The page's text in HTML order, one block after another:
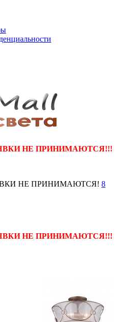
НЕ ПРИНИМАЮТСЯ!!!
НЕ ПРИНИМАЮТСЯ! 8
НЕ ПРИНИМАЮТСЯ!!!